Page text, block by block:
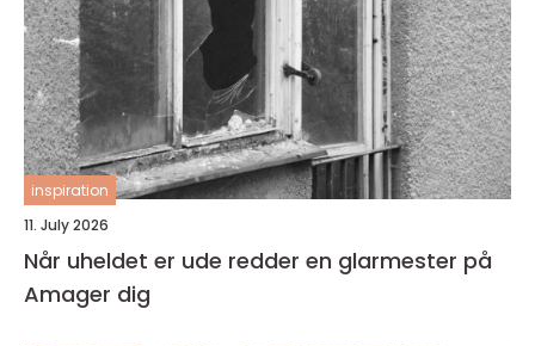
inspiration
11. July 2026
Når uheldet er ude redder en glarmester på
Amager dig